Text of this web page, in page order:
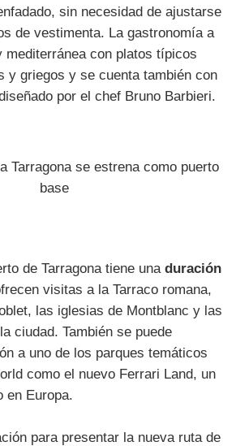
sin necesidad de ajustarse
de vestimenta. La gastronomía a
mediterránea con platos típicos
y griegos y se cuenta también con
por el chef Bruno Barbieri.
de Tarragona tiene una duración
visitas a la Tarraco romana,
las iglesias de Montblanc y las
ciudad. También se puede
a uno de los parques temáticos
como el nuevo Ferrari Land, un
en Europa.
para presentar la nueva ruta de